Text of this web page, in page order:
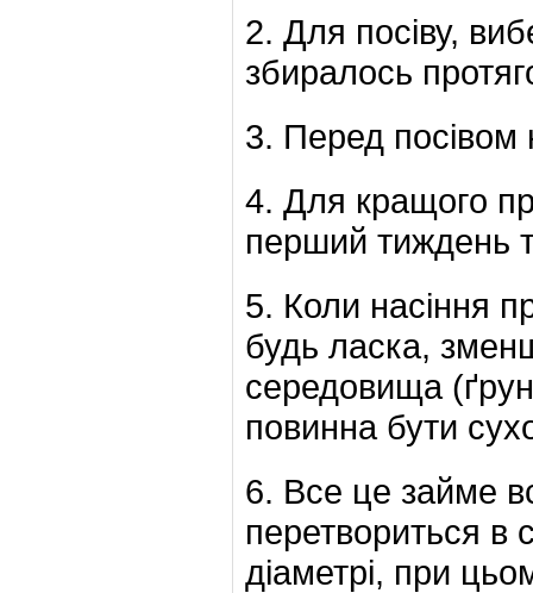
2. Для посіву,
збиралось
3. Перед посівом
4. Для кращого
перший тиждень
5. Коли насіння
будь ласка,
середовища
повинна бути
6. Все це займе
перетвориться в
діаметрі, при